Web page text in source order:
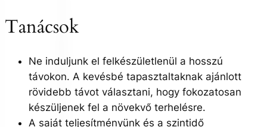
Tanácsok
Ne induljunk el felkészületlenül a hosszú
távokon. A kevésbé tapasztaltaknak ajánlott
rövidebb távot választani, hogy fokozatosan
készüljenek fel a növekvő terhelésre.
A saját teljesítményünk és a szintidő